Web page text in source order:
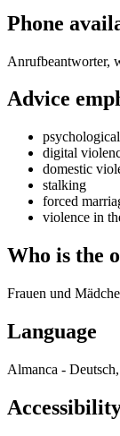
Phone
Anrufbeantworter,
Advice
digital
domestic
stalking
forced
violence in
Who is the
Frauen und
Language
Almanca -